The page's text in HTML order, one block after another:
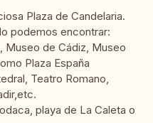
Plaza de Candelaria.
podemos encontrar:
Museo de Cádiz, Museo
Plaza España
Teatro Romano,
playa de La Caleta o